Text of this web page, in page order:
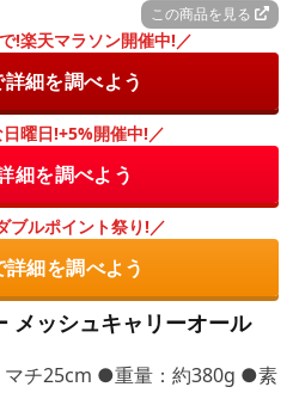
この商品を見る
!楽天マラソン開催中!／
細を調べよう
曜日!+5%開催中!／
細を調べよう
ブルポイント祭り!／
細を調べよう
メッシュキャリーオール
チ25cm ●重量：約380g ●素